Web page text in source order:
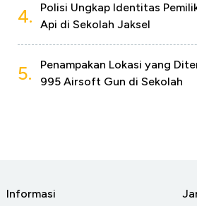
4.
Polisi Ungkap Identitas
Api di Sekolah Jaksel
5.
Penampakan Lokasi yang
995 Airsoft Gun di Sekolah
Informasi